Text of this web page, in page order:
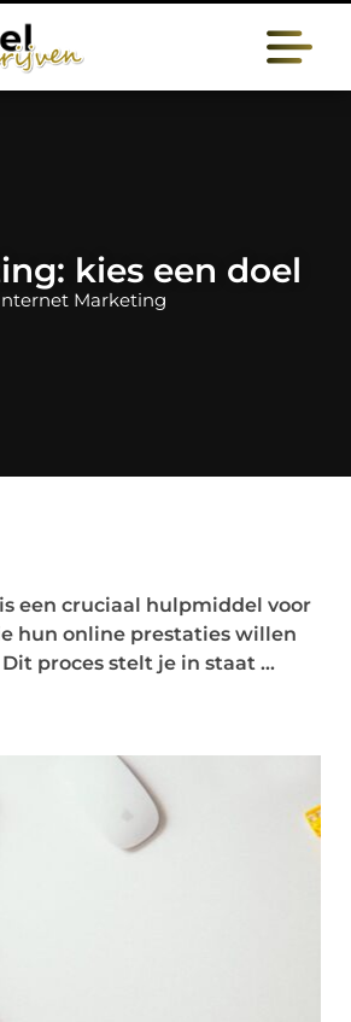
kies een doel
Marketing
een cruciaal hulpmiddel voor
hun online prestaties willen
proces stelt je in staat ...